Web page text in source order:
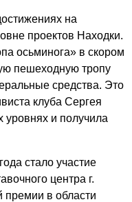
на
проектов Находки.
осьминога» в скором
пешеходную тропу
средства. Это
клуба Сергея
и получила
стало участие
центра г.
в области